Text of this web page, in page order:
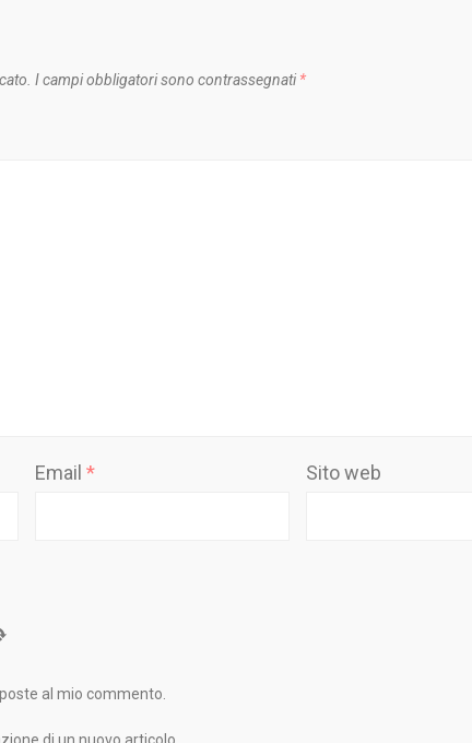
I campi obbligatori sono contrassegnati *
Email * Sito web
al mio commento.